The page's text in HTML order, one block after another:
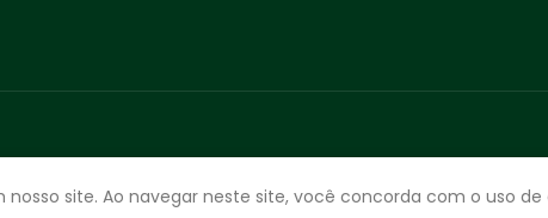
site. Ao navegar neste site, você concorda com o uso de